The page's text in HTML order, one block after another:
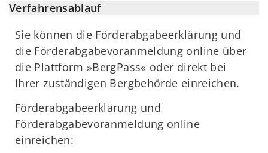
Verfahrensablauf
Sie können die Förderabgabeerklärung und
die Förderabgabevoranmeldung online über
die Plattform »BergPass« oder direkt bei
Ihrer zuständigen Bergbehörde einreichen.
Förderabgabeerklärung und
Förderabgabevoranmeldung online
einreichen: